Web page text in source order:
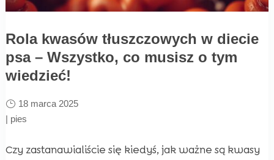
Rola kwasów tłuszczowych w diecie
psa – Wszystko, co musisz o tym
wiedzieć!
18 marca 2025
| pies
Czy zastanawialiście się kiedyś, jak ważne są kwasy